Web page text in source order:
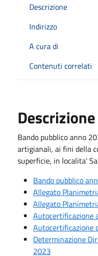
Descrizione
Indirizzo
A cura di
Contenuti correlati
Descrizione
Bando pubblico anno
artigianali, ai fini della
superficie, in localita'
Bando pubblico
Allegato
Allegato
Autocertificazione
Autocertificazione
Determinazione
2023